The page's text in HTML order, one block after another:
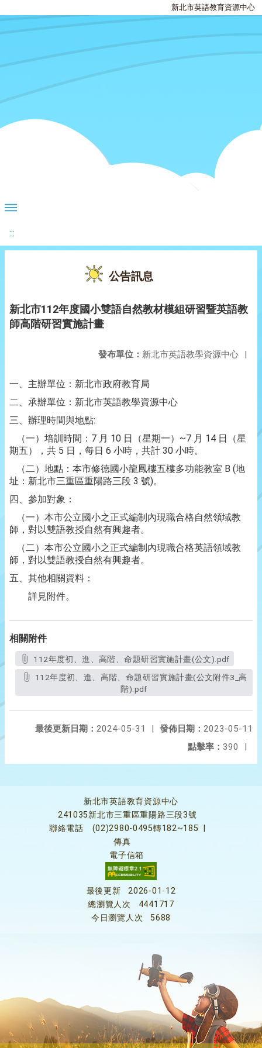
新北市英語教育資源中心
:::
公告訊息
新北市112年度國小雙語自然教材模組研習暨英語教
師高階研習實施計畫
發布單位： 新北市英語教學資源中心 |
一、主辦單位：新北市政府教育局
二、承辦單位：新北市英語教學資源中心
三、辦理時間與地點:
（一）培訓時間：7 月 10 日（星期一）~7 月 14 日（星
期五），共 5 日，每日 6 小時，共計 30 小時。
（二）地點：本市修德國小龍鳳樓五樓多功能教室 B (地
址：新北市三重區重陽路三段 3 號)。
四、參加對象：
（一）本市公立國小之正式編制內現職合格自然領域教
師，對以雙語教授自然有興趣者。
（二）本市公立國小之正式編制內現職合格英語領域教
師，對以雙語教授自然有興趣者。
五、其他相關資料：
詳見附件。
相關附件
112年度初、進、高階、命題研習實施計畫(公文).pdf
階).pdf
發佈日期： 2023-05-11
最後更新日期： 2024-05-31
|
點擊率： 390 |
新北市英語教育資源中心
241035新北市三重區重陽路三段3號
聯絡電話
(02)2980-0495轉182~185
傳真
電子信箱
最後更新
2026-01-12
總瀏覽人次
4441717
今日瀏覽人次
5688